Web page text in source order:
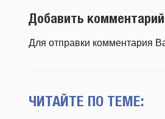
Добавить комментарий
Для отправки комментария
ЧИТАЙТЕ ПО ТЕМЕ: